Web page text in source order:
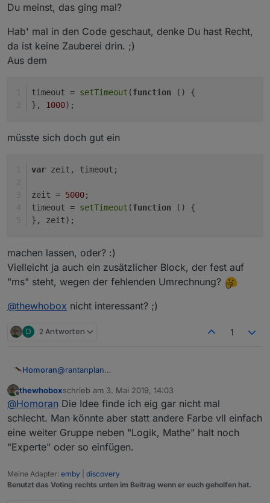
Du meinst, das ging mal?
Hab' mal in den Code geschaut, denke Du hast Recht,
da ist keine Zauberei drin. ;)
Aus dem
timeout = setTimeout (function ( ) {
}, 1000);
müsste sich doch gut ein
var zeit, timeout;
zeit = 5000;
timeout = setTimeout (function ( ) {
}, zeit);
machen lassen, oder? :)
Vielleicht ja auch ein zusätzlicher Block, der fest auf
"ms" steht, wegen der fehlenden Umrechnung?
@thewhobox nicht interessant? ;)
D 2 Antworten 1
Homoran@rantanplan
auch gedacht. Da habe ich mir die Frage gestellt:
Kann man bei solchen "Expertenbausteinen" nicht
ein Icon oder die Farbe schraffiert (übertrieben!) an
den Block basteln damit ein Einsteiger diese Blöcke
erst einmal meidet?
Offline
thewhoboxschrieb am 3. Mai 2019, 14:03
zuletzt editiert von
@Homoran Die Idee finde ich eig gar nicht mal
schlecht. Man könnte aber statt andere Farbe vll einfach
eine weiter Gruppe neben "Logik, Mathe" halt noch
"Experte" oder so einfügen.
Meine Adapter: emby
discovery
Benutzt das Voting rechts unten im Beitrag wenn er euch geholfen hat.